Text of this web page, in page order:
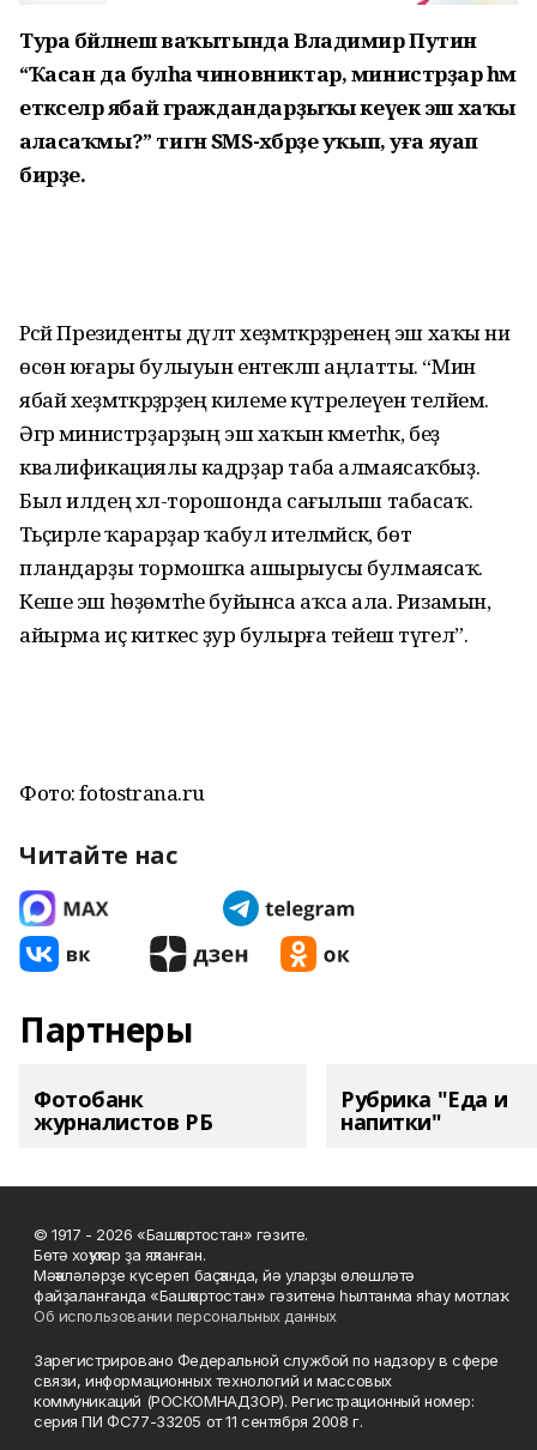
Тура бәйләнеш ваҡытында Владимир Путин
“Ҡасан да булһа чиновниктар, министрҙар һәм
етәкселәр ябай граждандарҙыҡы кеүек эш хаҡы
аласаҡмы?” тигән SMS-хәбәрҙе уҡып, уға яуап
бирҙе.
Рәсәй Президенты дәүләт хеҙмәткәрҙәренең эш хаҡы ни
өсөн юғары булыуын ентекләп аңлатты. “Мин
ябай хеҙмәткәрҙәрҙең килеме күтәрелеүен теләйем.
Әгәр министрҙарҙың эш хаҡын кәметһәк, беҙ
квалификациялы кадрҙар таба алмаясаҡбыҙ.
Был илдең хәл-торошонда сағылыш табасаҡ.
Тәьҫирле ҡарарҙар ҡабул ителмәйәсәк, бөтә
пландарҙы тормошҡа ашырыусы булмаясаҡ.
Кеше эш һөҙөмтәһе буйынса аҡса ала. Ризамын,
айырма иҫ киткес ҙур булырға тейеш түгел”.
Фото: fotostrana.ru
Читайте нас
Партнеры
Фотобанк
журналистов РБ
Рубрика "Еда и
напитки"
© 1917 - 2026 «Башҡортостан» гәзите.
Бөтә хоҡуҡтар ҙа яҡланған.
Мәҡәләләрҙе күсереп баҫҡанда, йә уларҙы өлөшләтә
файҙаланғанда «Башҡортостан» гәзитенә һылтанма яһау мотлаҡ.
Об использовании персональных данных
Зарегистрировано Федеральной службой по надзору в сфере
связи, информационных технологий и массовых
коммуникаций (РОСКОМНАДЗОР). Регистрационный номер:
серия ПИ ФС77-33205 от 11 сентября 2008 г.